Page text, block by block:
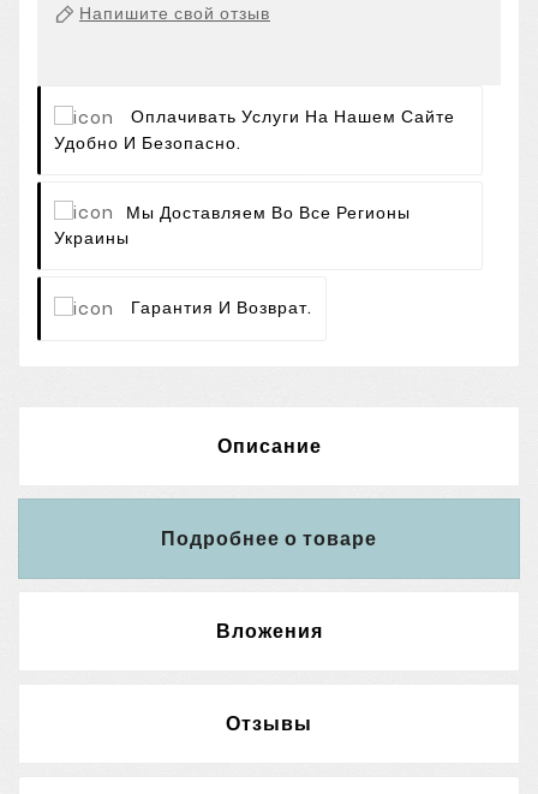
Напишите свой отзыв
Оплачивать Услуги На Нашем Сайте
Удобно И Безопасно.
Мы Доставляем Во Все Регионы
Украины
Гарантия И Возврат.
Описание
Подробнее о товаре
Вложения
Отзывы